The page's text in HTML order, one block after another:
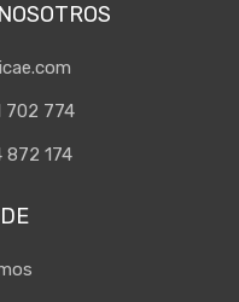
702 774
872 174